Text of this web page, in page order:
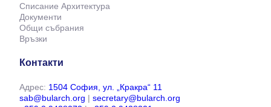
Списание Архитектура
Документи
Общи събрания
Връзки
Контакти
Адрес: 1504 София, ул. „Кракра“ 11
sab@bularch.org | secretary@bularch.org